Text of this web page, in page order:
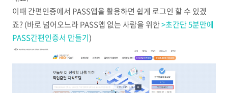
이때 간편인증에서 PASS앱을 활용하면 쉽게 로그인 할 수 있겠
죠? (바로 넘어오느라 PASS앱 없는 사람을 위한>초간단 5분만에
PASS간편인증서 만들기)